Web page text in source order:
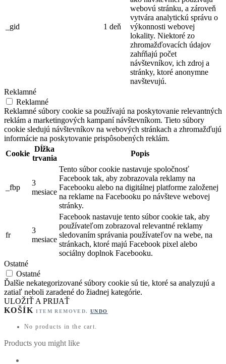
_gid 1 deň
webovú stránku, a zároveň
vytvára analytickú správu o
výkonnosti webovej
lokality. Niektoré zo
zhromažďovacích údajov
zahŕňajú počet
návštevníkov, ich zdroj a
stránky, ktoré anonymne
navštevujú.
Reklamné
Reklamné
Reklamné súbory cookie sa používajú na poskytovanie relevantných
reklám a marketingových kampaní návštevníkom. Tieto súbory
cookie sledujú návštevníkov na webových stránkach a zhromažďujú
informácie na poskytovanie prispôsobených reklám.
Cookie
Dĺžka
trvania
Popis
_fbp
3
mesiace
Tento súbor cookie nastavuje spoločnosť
Facebook tak, aby zobrazovala reklamy na
Facebooku alebo na digitálnej platforme založenej
na reklame na Facebooku po návšteve webovej
stránky.
fr
3
mesiace
Facebook nastavuje tento súbor cookie tak, aby
používateľom zobrazoval relevantné reklamy
sledovaním správania používateľov na webe, na
stránkach, ktoré majú Facebook pixel alebo
sociálny doplnok Facebooku.
Ostatné
Ostatné
Ďalšie nekategorizované súbory cookie sú tie, ktoré sa analyzujú a
zatiaľ neboli zaradené do žiadnej kategórie.
ULOŽIŤ A PRIJAŤ
KOŠÍKITEM REMOVED.UNDO
No products in the cart.
Products you might like